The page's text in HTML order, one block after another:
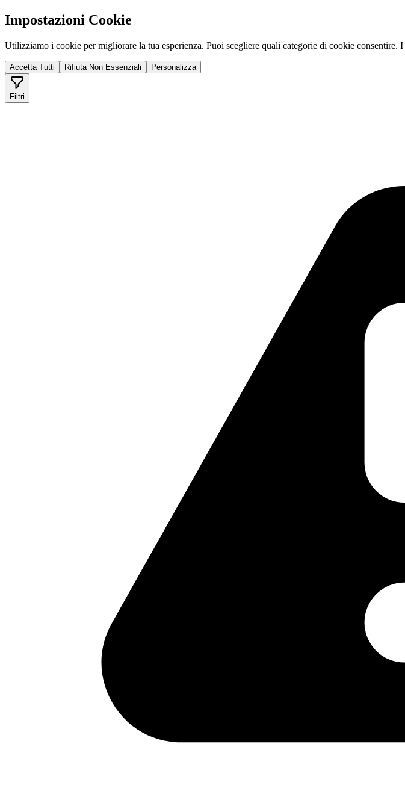
Impostazioni Cookie
Utilizziamo i cookie per migliorare la tua esperienza. Puoi scegliere quali categorie di cookie
Accetta Tutti Rifiuta Non Essenziali Personalizza
Filtri